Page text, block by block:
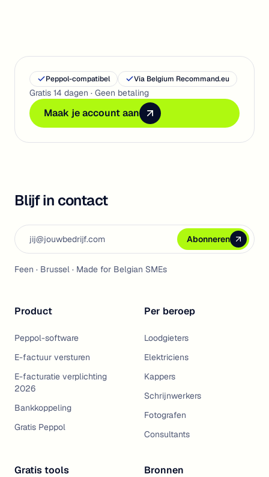
Peppol-compatibel Via Belgium Recommand.eu
Gratis 14 dagen · Geen betaling
Maak je account aan
Maak je account aan
Maak je account aan
Blijf in contact
Email address
Abonneren
Abonneren
Feen · Brussel · Made for Belgian SMEs
Product
Peppol-software
E-factuur versturen
E-facturatie verplichting
2026
Bankkoppeling
Gratis Peppol
Per beroep
Loodgieters
Elektriciens
Kappers
Schrijnwerkers
Fotografen
Consultants
Gratis tools Bronnen